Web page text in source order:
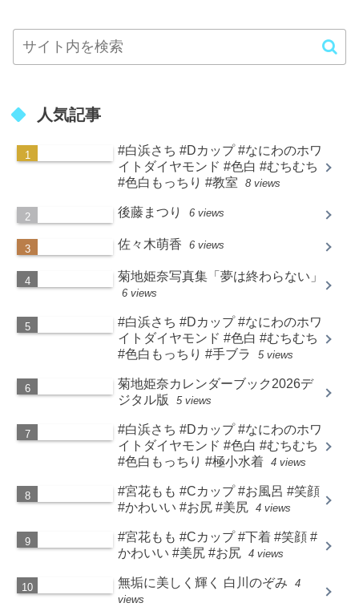
人気記事
#白浜さち #Dカップ #なにわのホワ
イトダイヤモンド #色白 #むちむち
#色白もっちり #教室
8 views
後藤まつり 6 views
佐々木萌香 6 views
菊地姫奈写真集「夢は終わらない」
6 views
#白浜さち #Dカップ #なにわのホワ
イトダイヤモンド #色白 #むちむち
#色白もっちり #手ブラ
5 views
菊地姫奈カレンダーブック2026デ
ジタル版
5 views
#白浜さち #Dカップ #なにわのホワ
イトダイヤモンド #色白 #むちむち
#色白もっちり #極小水着 4 views
#宮花もも #Cカップ #お風呂 #笑顔
#かわいい #お尻 #美尻
4 views
#宮花もも #Cカップ #下着 #笑顔 #
かわいい #美尻 #お尻
4 views
無垢に美しく輝く 白川のぞみ
4
views